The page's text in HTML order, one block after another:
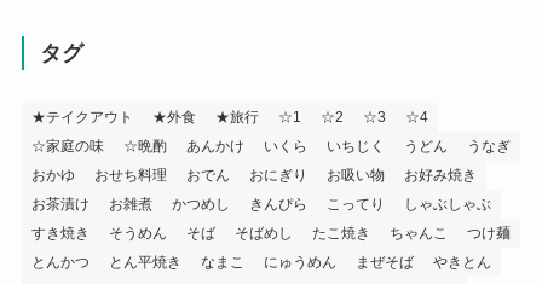
タグ
★テイクアウト ★外食 ★旅行 ☆1 ☆2 ☆3
☆4
☆家庭の味
☆晩酌 あんかけ いくら いちじく うどん
うなぎ
おかゆ
おせち料理 おでん おにぎり お吸い物
お好み焼き
お茶漬け
お雑煮 かつめし きんぴら こってり
しゃぶしゃぶ
すき焼き
そうめん そば そばめし たこ焼き ちゃんこ
つけ麺
とんかつ
とん平焼き なまこ にゅうめん まぜそば
やきとん